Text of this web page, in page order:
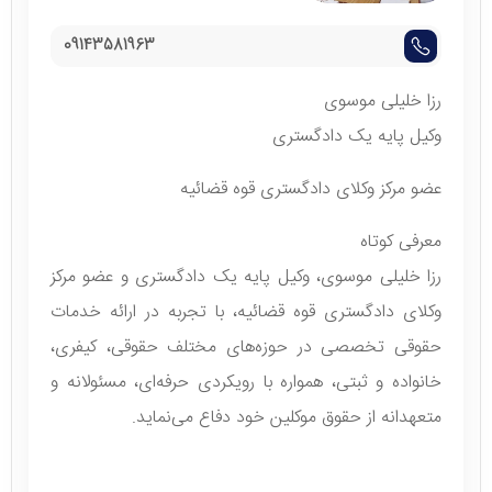
09143581963
رزا خلیلی موسوی
وکیل پایه یک دادگستری
عضو مرکز وکلای دادگستری قوه قضائیه
معرفی کوتاه
رزا خلیلی موسوی، وکیل پایه یک دادگستری و عضو مرکز
وکلای دادگستری قوه قضائیه، با تجربه در ارائه خدمات
حقوقی تخصصی در حوزه‌های مختلف حقوقی، کیفری،
خانواده و ثبتی، همواره با رویکردی حرفه‌ای، مسئولانه و
متعهدانه از حقوق موکلین خود دفاع می‌نماید.